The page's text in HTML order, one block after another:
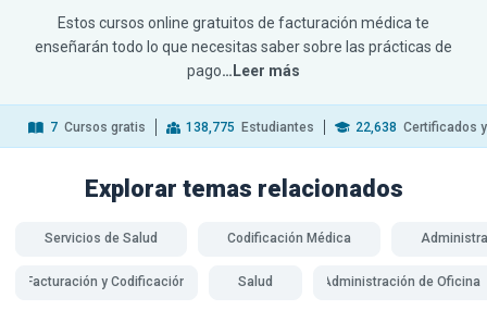
Estos cursos online gratuitos de facturación médica te
enseñarán todo lo que necesitas saber sobre las prácticas de
pago…Leer más
7 Cursos gratis 138,775 Estudiantes 22,638 Certificados
Explorar temas relacionados
Servicios de Salud Codificación Médica
Facturación y Codificación Salud Administración de Oficinas